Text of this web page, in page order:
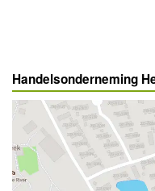
Handelsonderneming